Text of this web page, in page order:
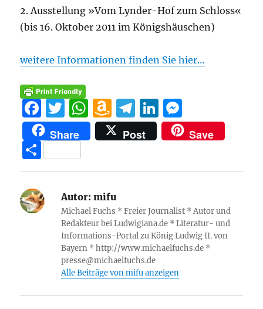
2. Ausstellung »Vom Lynder-Hof zum Schloss«
(bis 16. Oktober 2011 im Königshäuschen)
weitere Informationen finden Sie hier…
F
a
c
e
o
T
w
it
te
W
h
at
p
p
A
m
a
n
W
is
h
Li
st
T
el
e
a
m
Li
n
k
n
e
ss
g
er
Share Post Save
T
ei
le
n
Autor: mifu
Michael Fuchs * Freier Journalist * Autor und
Redakteur bei Ludwigiana.de * Literatur- und
Informations-Portal zu König Ludwig II. von
Bayern * http://www.michaelfuchs.de *
presse@michaelfuchs.de
Alle Beiträge von mifu anzeigen